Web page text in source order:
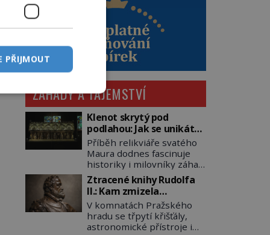
ZÁHADY A TAJEMSTVÍ
Klenot skrytý pod
podlahou: Jak se unikátní
románský poklad dostal
do zapadlého Bečova?
Příběh relikviáře svatého
Maura dodnes fascinuje
historiky i milovníky záhad
po celém světě. Tato
románská zlatnická
památka ze 13. století je
po českých korunovačních
klenotech druhým
nejcennějším movitým
Ztracené knihy Rudolfa
II.: Kam zmizela
nejzáhadnější knihovna
Evropy?
V komnatách Pražského
hradu se třpytí křišťály,
astronomické přístroje i
PŘIJMOUT